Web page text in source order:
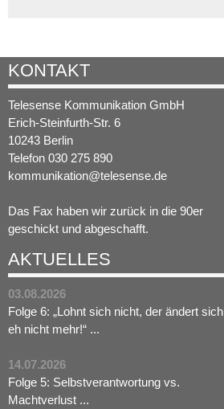
KONTAKT
Telesense Kommunikation GmbH
Erich-Steinfurth-Str. 6
10243 Berlin
Telefon 030 275 890
kommunikation@telesense.de
Das Fax haben wir zurück in die 90er
geschickt und abgeschafft.
AKTUELLES
03.08.2026
Folge 6: „Lohnt sich nicht, der ändert sich
eh nicht mehr!“ ...
14.07.2026
Folge 5: Selbstverantwortung vs.
Machtverlust ...